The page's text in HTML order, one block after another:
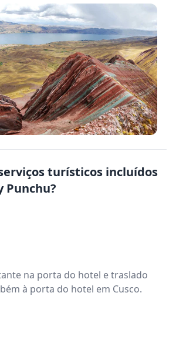
turísticos incluídos
Punchu?
na porta do hotel e traslado
à porta do hotel em Cusco.